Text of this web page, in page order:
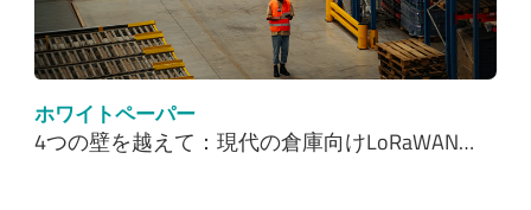
ホワイトペーパー
4つの壁を越えて：現代の倉庫向けLoRaWAN…